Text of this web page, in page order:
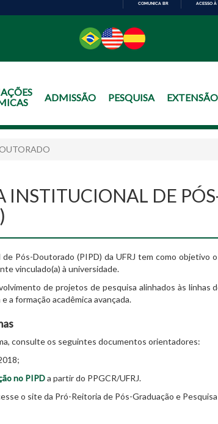
PARA
CONTEÚDO
COMUNICA BR ACESSO
ADMISSÃO PESQUISA EXTENSÃO
INSTITUCIONAL DE
Pós-Doutorado (PIPD) da UFRJ tem como objetivo
vinculado(a) à universidade.
de projetos de pesquisa alinhados às linhas
a formação acadêmica avançada.
consulte os seguintes documentos orientadores:
no PIPDa partir do PPGCR/UFRJ.
o site da Pró-Reitoria de Pós-Graduação e